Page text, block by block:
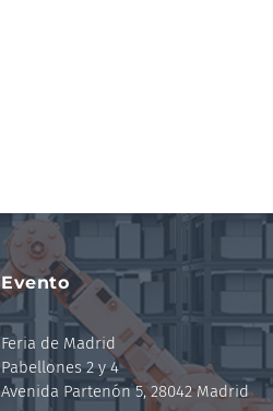
Evento
Feria de Madrid
Pabellones 2 y 4
Avenida Partenón 5, 28042 Madrid